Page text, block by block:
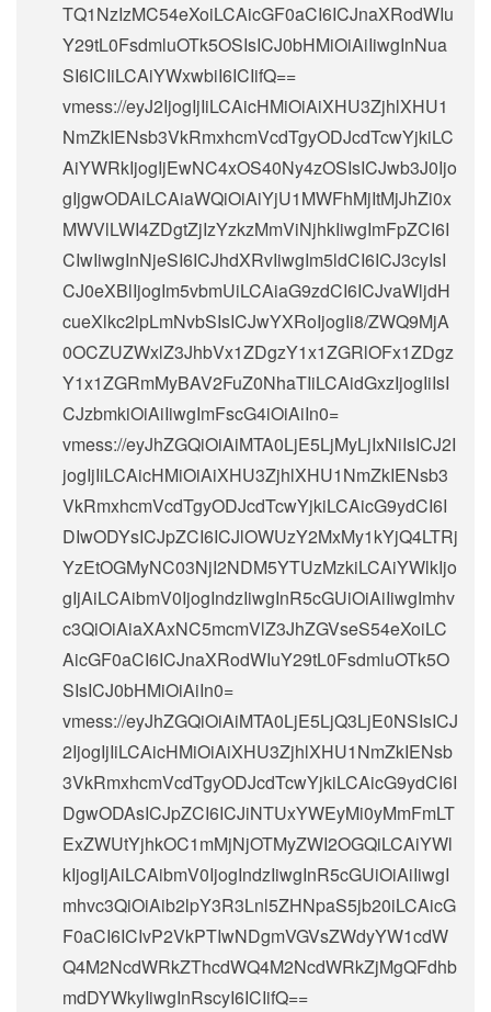
TQ1NzIzMC54eXoiLCAicGF0aCI6ICJnaXRodWIu
Y29tL0FsdmluOTk5OSIsICJ0bHMiOiAiIiwgInNua
SI6ICIiLCAiYWxwbiI6ICIifQ==
vmess://eyJ2IjogIjIiLCAicHMiOiAiXHU3ZjhlXHU1
NmZkIENsb3VkRmxhcmVcdTgyODJcdTcwYjkiLC
AiYWRkIjogIjEwNC4xOS40Ny4zOSIsICJwb3J0Ijo
gIjgwODAiLCAiaWQiOiAiYjU1MWFhMjItMjJhZi0x
MWVlLWI4ZDgtZjIzYzkzMmViNjhkIiwgImFpZCI6I
CIwIiwgInNjeSI6ICJhdXRvIiwgIm5ldCI6ICJ3cyIsI
CJ0eXBlIjogIm5vbmUiLCAiaG9zdCI6ICJvaWljdH
cueXlkc2lpLmNvbSIsICJwYXRoIjogIi8/ZWQ9MjA
0OCZUZWxlZ3JhbVx1ZDgzY1x1ZGRlOFx1ZDgz
Y1x1ZGRmMyBAV2FuZ0NhaTIiLCAidGxzIjogIiIsI
CJzbmkiOiAiIiwgImFscG4iOiAiIn0=
vmess://eyJhZGQiOiAiMTA0LjE5LjMyLjIxNiIsICJ2I
jogIjIiLCAicHMiOiAiXHU3ZjhlXHU1NmZkIENsb3
VkRmxhcmVcdTgyODJcdTcwYjkiLCAicG9ydCI6I
DIwODYsICJpZCI6ICJlOWUzY2MxMy1kYjQ4LTRj
YzEtOGMyNC03NjI2NDM5YTUzMzkiLCAiYWlkIjo
gIjAiLCAibmV0IjogIndzIiwgInR5cGUiOiAiIiwgImhv
c3QiOiAiaXAxNC5mcmVlZ3JhZGVseS54eXoiLC
AicGF0aCI6ICJnaXRodWIuY29tL0FsdmluOTk5O
SIsICJ0bHMiOiAiIn0=
vmess://eyJhZGQiOiAiMTA0LjE5LjQ3LjE0NSIsICJ
2IjogIjIiLCAicHMiOiAiXHU3ZjhlXHU1NmZkIENsb
3VkRmxhcmVcdTgyODJcdTcwYjkiLCAicG9ydCI6I
DgwODAsICJpZCI6ICJiNTUxYWEyMi0yMmFmLT
ExZWUtYjhkOC1mMjNjOTMyZWI2OGQiLCAiYWl
kIjogIjAiLCAibmV0IjogIndzIiwgInR5cGUiOiAiIiwgI
mhvc3QiOiAib2lpY3R3Lnl5ZHNpaS5jb20iLCAicG
F0aCI6ICIvP2VkPTIwNDgmVGVsZWdyYW1cdW
Q4M2NcdWRkZThcdWQ4M2NcdWRkZjMgQFdhb
mdDYWkyIiwgInRscyI6ICIifQ==